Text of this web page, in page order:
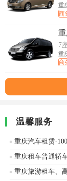
重
商
7
重
商
温馨服务